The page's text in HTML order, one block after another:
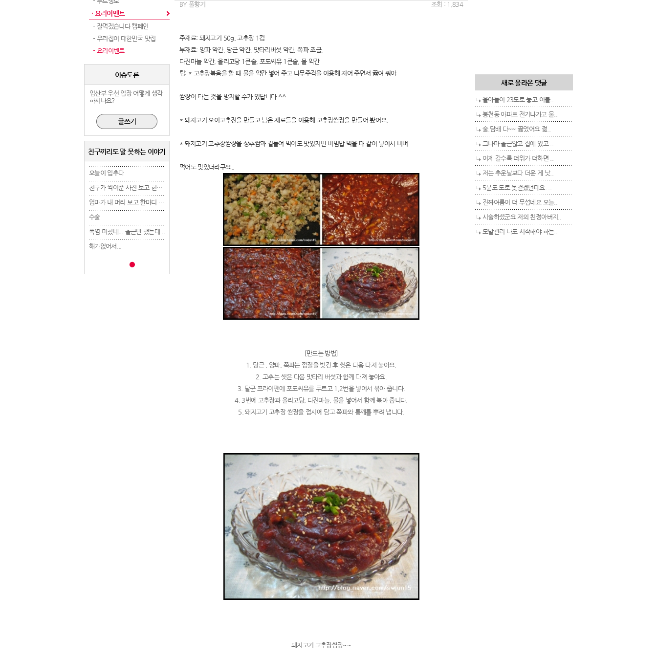
· 요리이벤트
- 잘먹겠습니다 캠페인
- 우리집이 대한민국 맛집
- 요리이벤트
이슈토론
임산부 우선 입장 어떻게 생각
하시나요?
친구끼리도 말 못하는 이야기
오늘이 입추다
친구가 찍어준 사진 보고 현타 겁..
엄마가 내 머리 보고 한마디 했는..
수술
폭염 미쳤네... 출근만 했는데 ..
해가없어서...
친구가 찍어준 사진 보고 현타 겁..
엄마가 내 머리 보고 한마디 했는..
폭염 미쳤네... 출근만 했는데 ..
BY 풀향기 조회 : 1,834
주재료: 돼지고기 50g, 고추장 1컵
부재료: 양파 약간, 당근 약간, 맛타리버섯 약간, 쪽파 조금,
다진마늘 약간, 올리고당 1큰술, 포도씨유 1큰술, 물 약간
팁: * 고추장볶음을 할 때 물을 약간 넣어 주고 나무주걱을 이용해 저어 주면서 끓여 줘야
쌈장이 타는 것을 방지할 수가 있답니다.^^
* 돼지고기 오이고추전을 만들고 남은 재료들을 이용해 고추장쌈장을 만들어 봤어요.
* 돼지고기 고추장쌈장을 상추쌈과 곁들여 먹어도 맛있지만 비빔밥 먹을 때 같이 넣어서 비벼
먹어도 맛있더라구요..
[만드는 방법]
1. 당근 , 양파, 쪽파는 껍질을 벗긴 후 씻은 다음 다져 놓아요.
2. 고추는 씻은 다음 맛타리 버섯과 함께 다져 놓아요.
3. 달군 프라이팬에 포도씨유를 두르고 1,2번을 넣어서 볶아 줍니다.
4. 3번에 고추장과 올리고당, 다진마늘, 물을 넣어서 함께 볶아 줍니다.
5. 돼지고기 고추장 쌈장을 접시에 담고 쪽파와 통깨를 뿌려 냅니다.
돼지고기 고추장쌈장~~
새로 올라온 댓글
울아들이 23도로 놓고 이불..
봉천동 아파트 전기나가고 물..
술.담배 다~~ 끓었어요 젊..
그나마 출근않고 집에 있고 ..
이제 갈수록 더위가 더하면 ..
저는 추운날보다 더운 게 낫..
5분도 도로 못걷겠던데요. ..
진짜여름이 더 무섭네요 오늘..
시술하셨군요 저의 친정아버지..
모발관리 나도 시작해야 하는..